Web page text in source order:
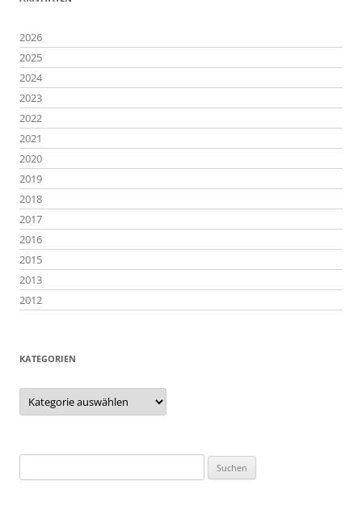
2026
2025
2024
2023
2022
2021
2020
2019
2018
2017
2016
2015
2013
2012
KATEGORIEN
Kategorien
nach: